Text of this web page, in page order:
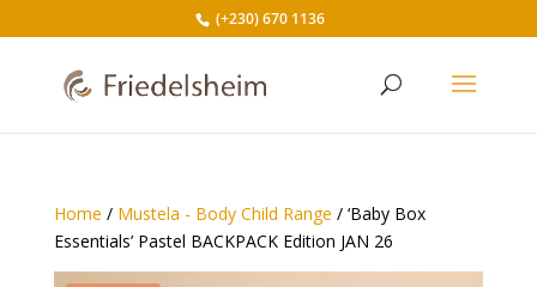
(+230) 670 1136
Home / Mustela - Body Child Range / ‘Baby Box
Essentials’ Pastel BACKPACK Edition JAN 26